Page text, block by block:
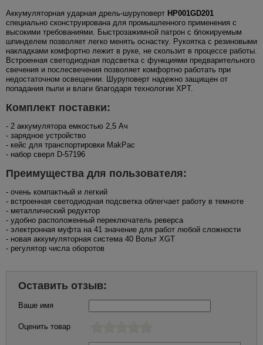
Аккумуляторная ударная дрель-шуруповерт HP001GD201
специально сконструирована для промышленного применения с
высокими требованиями. Быстрозажимной патрон с блокируемым
шпинделем позволяет легко менять оснастку. Рукоятка с резиновыми
накладками комфортно лежит в руке, не скользит в процессе работы.
Встроенная светодиодная подсветка с функциями предварительного
свечения и послесвечения позволяет комфортно работать при
недостаточном освещении. Шуруповерт надежно защищен от
попадания пыли и влаги благодаря технологии XPT.
Комплект поставки:
- 2 аккумулятора емкостью 2,5 Ач
- зарядное устройство
- кейс для транспортировки MakPac
- набор сверл D-57196
Преимущества для пользователя:
- очень компактный и легкий
- встроенная светодиодная подсветка облегчает работу в темноте
- металлический редуктор
- удобно расположенный переключатель реверса
- электронная муфта на 41 значение для работ любой сложности
- новая аккумуляторная система 40 Вольт XGT
- регулятор числа оборотов
Оставить отзыв:
Ваше имя
Оценить товар